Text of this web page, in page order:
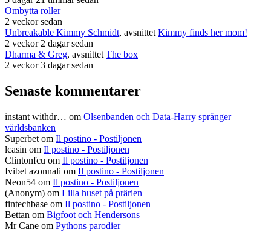
Ombytta roller
2 veckor sedan
Unbreakable Kimmy Schmidt, avsnittet Kimmy finds her mom!
2 veckor 2 dagar sedan
Dharma & Greg, avsnittet The box
2 veckor 3 dagar sedan
Senaste kommentarer
instant withdr… om Olsenbanden och Data-Harry spränger
världsbanken
Superbet om Il postino - Postiljonen
lcasin om Il postino - Postiljonen
Clintonfcu om Il postino - Postiljonen
Ivibet azonnali om Il postino - Postiljonen
Neon54 om Il postino - Postiljonen
(Anonym) om Lilla huset på prärien
fintechbase om Il postino - Postiljonen
Bettan om Bigfoot och Hendersons
Mr Cane om Pythons parodier